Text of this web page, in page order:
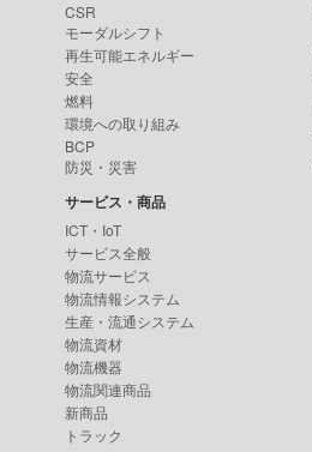
CSR
モーダルシフト
再生可能エネルギー
安全
燃料
環境への取り組み
BCP
防災・災害
サービス・商品
ICT・IoT
サービス全般
物流サービス
物流情報システム
生産・流通システム
物流資材
物流機器
物流関連商品
新商品
トラック